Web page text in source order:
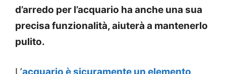
d’arredo per l’acquario ha anche una sua
precisa funzionalità, aiuterà a mantenerlo
pulito.